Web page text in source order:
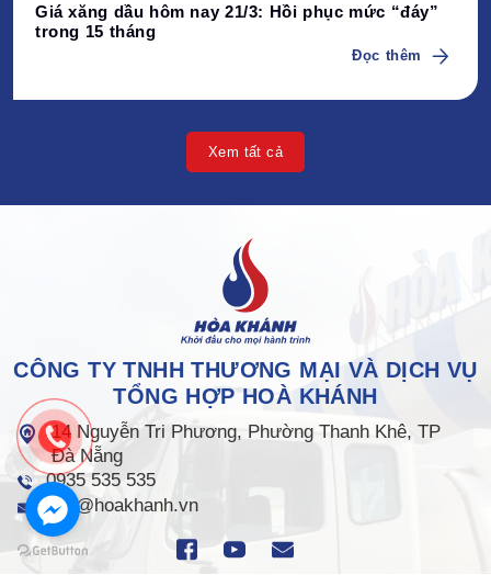
Giá xăng dầu hôm nay 21/3: Hồi phục mức “đáy”
trong 15 tháng
Đọc thêm
Xem tất cả
CÔNG TY TNHH THƯƠNG MẠI VÀ DỊCH VỤ
TỔNG HỢP HOÀ KHÁNH
14 Nguyễn Tri Phương, Phường Thanh Khê, TP
Đà Nẵng
0935 535 535
info@hoakhanh.vn